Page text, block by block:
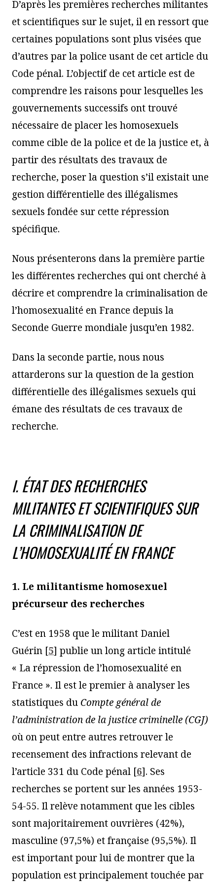
D’après les premières recherches militantes
et scientifiques sur le sujet, il en ressort que
certaines populations sont plus visées que
d’autres par la police usant de cet article du
Code pénal. L’objectif de cet article est de
comprendre les raisons pour lesquelles les
gouvernements successifs ont trouvé
nécessaire de placer les homosexuels
comme cible de la police et de la justice et, à
partir des résultats des travaux de
recherche, poser la question s’il existait une
gestion différentielle des illégalismes
sexuels fondée sur cette répression
spécifique.
Nous présenterons dans la première partie
les différentes recherches qui ont cherché à
décrire et comprendre la criminalisation de
l’homosexualité en France depuis la
Seconde Guerre mondiale jusqu’en 1982.
Dans la seconde partie, nous nous
attarderons sur la question de la gestion
différentielle des illégalismes sexuels qui
émane des résultats de ces travaux de
recherche.
I. ÉTAT DES RECHERCHES
MILITANTES ET SCIENTIFIQUES SUR
LA CRIMINALISATION DE
L’HOMOSEXUALITÉ EN FRANCE
1. Le militantisme homosexuel
précurseur des recherches
C’est en 1958 que le militant Daniel
Guérin [5] publie un long article intitulé
« La répression de l’homosexualité en
France ». Il est le premier à analyser les
statistiques du Compte général de
l’administration de la justice criminelle(CGJ)
où on peut entre autres retrouver le
recensement des infractions relevant de
l’article 331 du Code pénal [6]. Ses
recherches se portent sur les années 1953-
54-55. Il relève notamment que les cibles
sont majoritairement ouvrières (42%),
masculine (97,5%) et française (95,5%). Il
est important pour lui de montrer que la
population est principalement touchée par